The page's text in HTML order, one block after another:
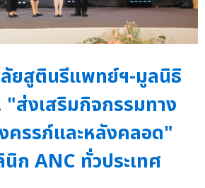
ลัยสูตินรีแพทย์ฯ-มูลนิธิ
ส่งเสริมกิจกรรมทาง
ครรภ์และหลังคลอด"
ก ANC ทั่วประเทศ